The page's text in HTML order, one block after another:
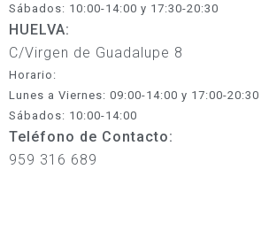
Sábados: 10:00-14:00 y 17:30-20:30
HUELVA:
C/Virgen de Guadalupe 8
Horario:
Lunes a Viernes: 09:00-14:00 y 17:00-20:30
Sábados: 10:00-14:00
Teléfono de Contacto:
959 316 689